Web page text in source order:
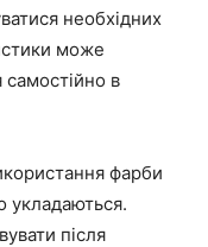
необхідних
може
в
фарби
укладаються.
після